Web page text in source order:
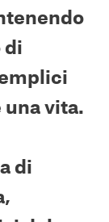
di
una vita.
di